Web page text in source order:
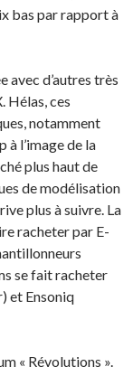
bas par rapport à
avec d’autres très
Hélas, ces
notamment
à l’image de la
plus haut de
de modélisation
plus à suivre. La
racheter par E-
se fait racheter
et Ensoniq
« Révolutions ».